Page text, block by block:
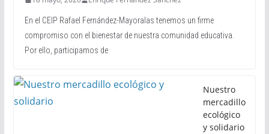
En el CEIP Rafael Fernández-Mayoralas tenemos un firme
compromiso con el bienestar de nuestra comunidad educativa.
Por ello, participamos de
Nuestro
mercadillo
ecológico
y solidario